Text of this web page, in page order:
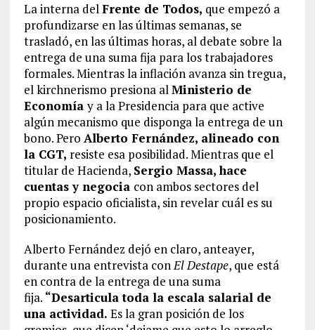
La interna delFrente de Todos, que empezó a
profundizarse en las últimas semanas, se
trasladó, en las últimas horas, al debate sobre la
entrega de una suma fija para los trabajadores
formales. Mientras la inflación avanza sin tregua,
el kirchnerismo presiona alMinisterio de
Economíay a la Presidencia para que active
algún mecanismo que disponga la entrega de un
bono. Pero Alberto Fernández, alineado con
la CGT, resiste esa posibilidad. Mientras que el
titular de Hacienda, Sergio Massa, hace
cuentas y negocia con ambos sectores del
propio espacio oficialista, sin revelar cuál es su
posicionamiento.
Alberto Fernández dejó en claro, anteayer,
durante una entrevista conEl Destape, que está
en contra de la entrega de una suma
fija. “Desarticula toda la escala salarial de
una actividad. Es la gran posición de los